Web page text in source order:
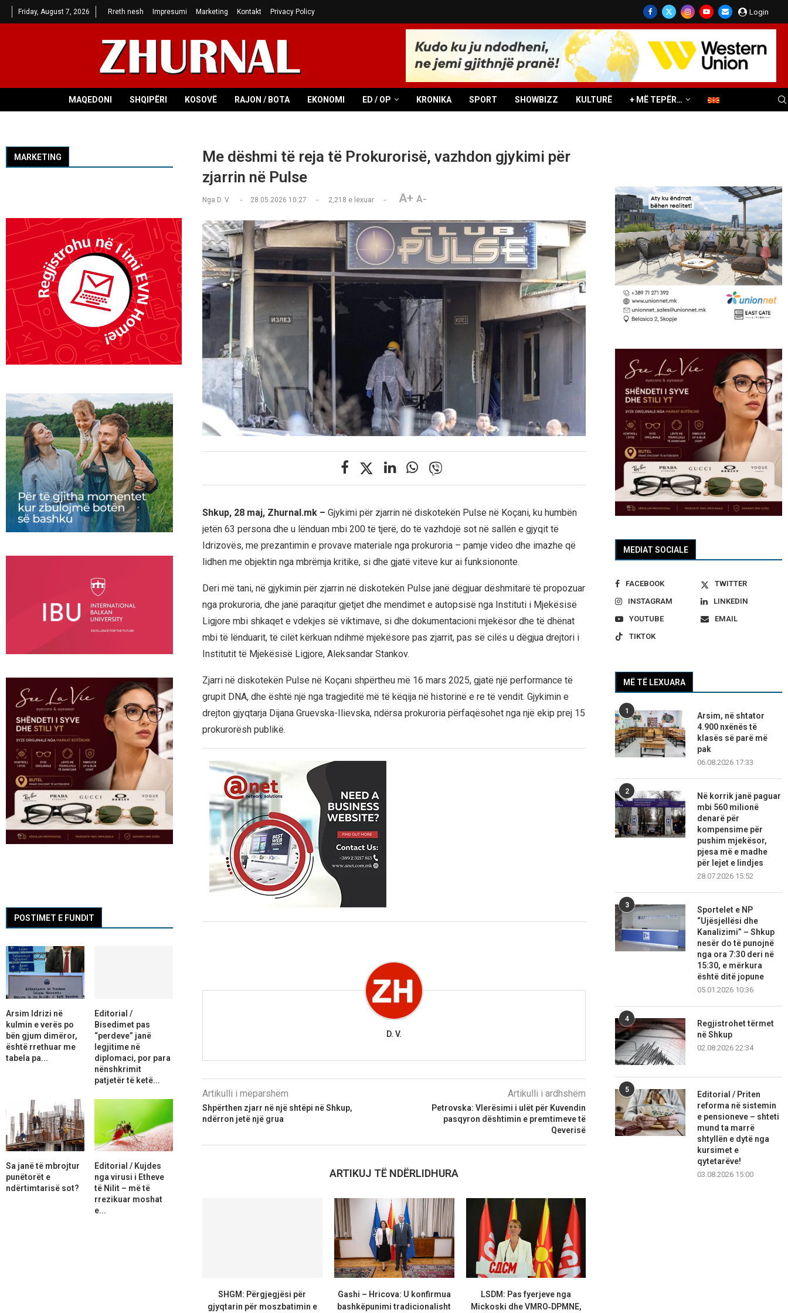
Friday, August 7, 2026 Rreth nesh Impresumi Marketing Kontakt Privacy Policy Login
MAQEDONI SHQIPËRI KOSOVË RAJON / BOTA EKONOMI ED / OP KRONIKA SPORT SHOWBIZZ KULTURË + MË TEPËR…
Me dëshmi të reja të Prokurorisë, vazhdon gjykimi për
zjarrin në Pulse
Nga D. V. 28.05.2026 10:27 2,218 e lexuar A+ A-
Shkup, 28 maj, Zhurnal.mk – Gjykimi për zjarrin në diskotekën Pulse në Koçani, ku humbën
jetën 63 persona dhe u lënduan mbi 200 të tjerë, do të vazhdojë sot në sallën e gjyqit të
Idrizovës, me prezantimin e provave materiale nga prokuroria – pamje video dhe imazhe që
lidhen me objektin nga mbrëmja kritike, si dhe gjatë viteve kur ai funksiononte.
Deri më tani, në gjykimin për zjarrin në diskotekën Pulse janë dëgjuar dëshmitarë të propozuar
nga prokuroria, dhe janë paraqitur gjetjet dhe mendimet e autopsisë nga Instituti i Mjekësisë
Ligjore mbi shkaqet e vdekjes së viktimave, si dhe dokumentacioni mjekësor dhe të dhënat
mbi të lënduarit, të cilët kërkuan ndihmë mjekësore pas zjarrit, pas së cilës u dëgjua drejtori i
Institutit të Mjekësisë Ligjore, Aleksandar Stankov.
Zjarri në diskotekën Pulse në Koçani shpërtheu më 16 mars 2025, gjatë një performance të
grupit DNA, dhe është një nga tragjeditë më të këqija në historinë e re të vendit. Gjykimin e
drejton gjyqtarja Dijana Gruevska-Ilievska, ndërsa prokuroria përfaqësohet nga një ekip prej 15
prokurorësh publikë.
D. V.
Artikulli i mëparshëm
Shpërthen zjarr në një shtëpi në Shkup,
ndërron jetë një grua
Artikulli i ardhshëm
Petrovska: Vlerësimi i ulët për Kuvendin
pasqyron dështimin e premtimeve të
Qeverisë
ARTIKUJ TË NDËRLIDHURA
SHGM: Përgjegjësi për
gjyqtarin për moszbatimin e
Gashi – Hricova: U konfirmua
bashkëpunimi tradicionalisht
LSDM: Pas fyerjeve nga
Mickoski dhe VMRO‑DPMNE,
MEDIAT SOCIALE
FACEBOOK
TWITTER
INSTAGRAM
LINKEDIN
YOUTUBE
EMAIL
TIKTOK
MË TË LEXUARA
1
Arsim, në shtator
4.900 nxënës të
klasës së parë më
pak
06.08.2026 17:33
2
Në korrik janë paguar
mbi 560 milionë
denarë për
kompensime për
pushim mjekësor,
pjesa më e madhe
për lejet e lindjes
28.07.2026 15:52
3
Sportelet e NP
“Ujësjellësi dhe
Kanalizimi” – Shkup
nesër do të punojnë
nga ora 7:30 deri në
15:30, e mërkura
është ditë jopune
05.01.2026 10:36
4
Regjistrohet tërmet
në Shkup
02.08.2026 22:34
5
Editorial / Priten
reforma në sistemin
e pensioneve – shteti
mund ta marrë
shtyllën e dytë nga
kursimet e
qytetarëve!
03.08.2026 15:00
MARKETING
POSTIMET E FUNDIT
Arsim Idrizi në
kulmin e verës po
bën gjum dimëror,
është rrethuar me
tabela pa...
Editorial /
Bisedimet pas
“perdeve” janë
legjitime në
diplomaci, por para
nënshkrimit
patjetër të ketë...
Sa janë të mbrojtur
punëtorët e
ndërtimtarisë sot?
Editorial / Kujdes
nga virusi i Etheve
të Nilit – më të
rrezikuar moshat
e...